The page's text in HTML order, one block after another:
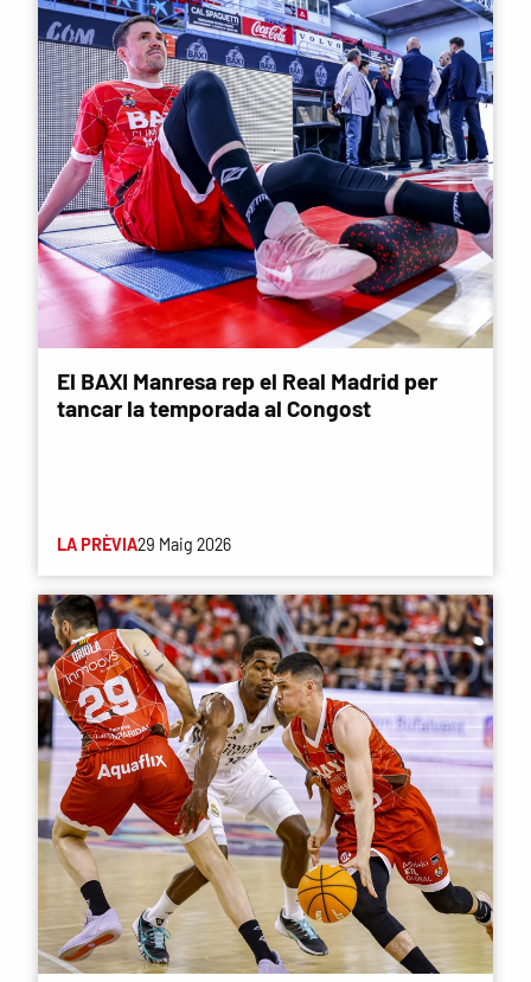
El BAXI Manresa rep el Real Madrid per
tancar la temporada al Congost
LA PRÈVIA29 Maig 2026